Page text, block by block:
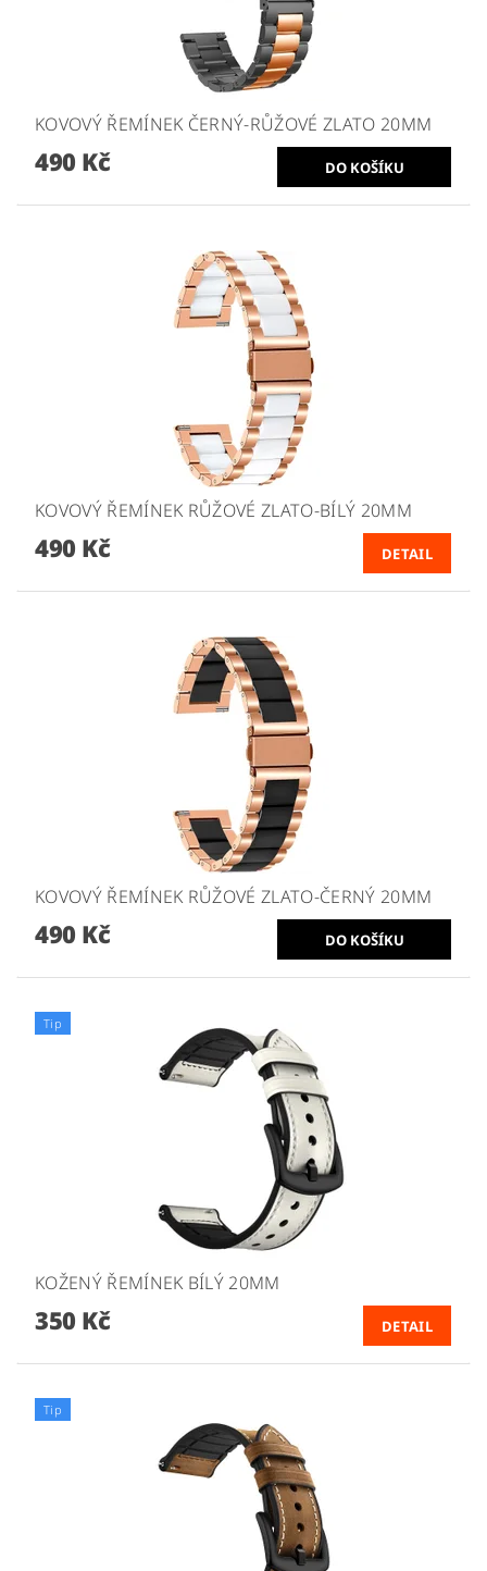
KOVOVÝ ŘEMÍNEK ČERNÝ-RŮŽOVÉ ZLATO 20MM
490 Kč
KOVOVÝ ŘEMÍNEK RŮŽOVÉ ZLATO-BÍLÝ 20MM
490 Kč DETAIL
KOVOVÝ ŘEMÍNEK RŮŽOVÉ ZLATO-ČERNÝ 20MM
490 Kč
Tip
KOŽENÝ ŘEMÍNEK BÍLÝ 20MM
350 Kč DETAIL
Tip